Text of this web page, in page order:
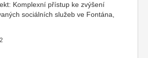
Komplexní přístup ke zvýšení
sociálních služeb ve Fontána,